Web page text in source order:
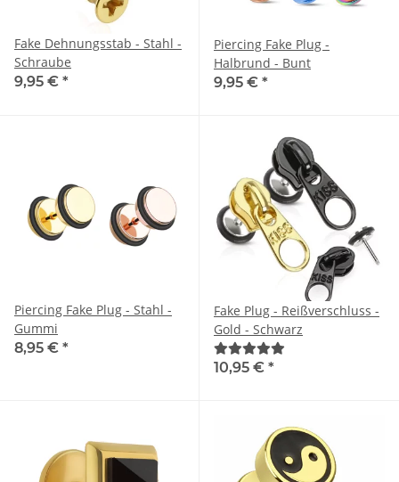
Fake Dehnungsstab - Stahl -
Schraube
9,95 € *
Piercing Fake Plug -
Halbrund - Bunt
9,95 € *
Piercing Fake Plug - Stahl -
Gummi
8,95 € *
Fake Plug - Reißverschluss -
Gold - Schwarz
10,95 € *